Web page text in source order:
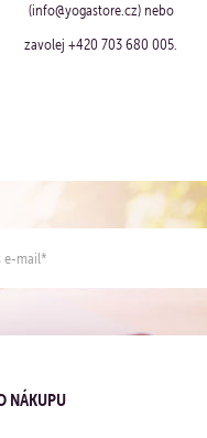
(info@yogastore.cz) nebo
zavolej +420 703 680 005.
NÁKUPU